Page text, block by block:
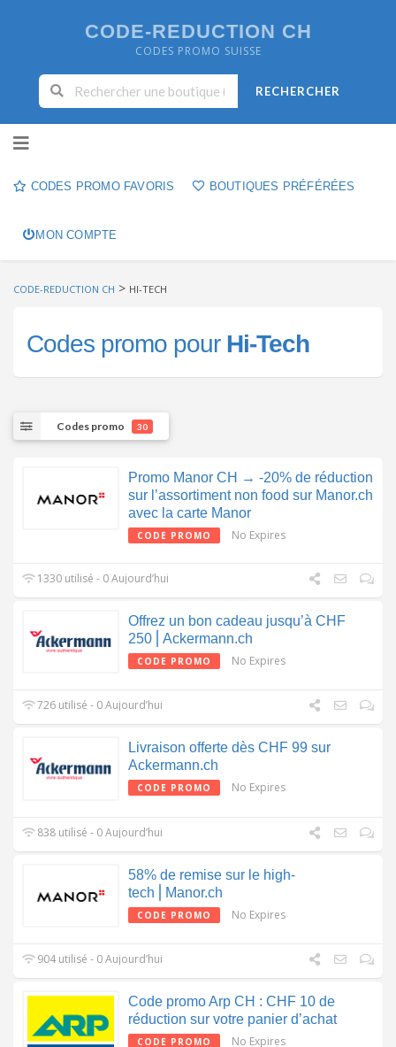
CODE-REDUCTION CH
CODES PROMO SUISSE
RECHERCHER
CODES PROMO FAVORIS BOUTIQUES PRÉFÉRÉES
MON COMPTE
CODE-REDUCTION CH > HI-TECH
Codes promo pour Hi-Tech
Codes promo 30
Promo Manor CH → -20% de réduction
sur l’assortiment non food sur Manor.ch
avec la carte Manor
CODE PROMO No Expires
1330 utilisé - 0 Aujourd’hui
Offrez un bon cadeau jusqu’à CHF
250⎪Ackermann.ch
CODE PROMO No Expires
726 utilisé - 0 Aujourd’hui
Livraison offerte dès CHF 99 sur
Ackermann.ch
CODE PROMO No Expires
838 utilisé - 0 Aujourd’hui
58% de remise sur le high-
tech⎪Manor.ch
CODE PROMO No Expires
904 utilisé - 0 Aujourd’hui
Code promo Arp CH : CHF 10 de
réduction sur votre panier d’achat
CODE PROMO No Expires